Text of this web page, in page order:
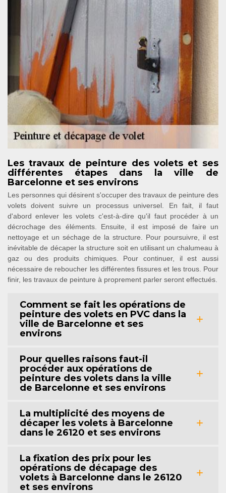
Les travaux de peinture des volets et ses
différentes étapes dans la ville de
Barcelonne et ses environs
Les personnes qui désirent s'occuper des travaux de peinture des
volets doivent suivre un processus universel. En fait, il faut
d'abord enlever les volets c'est-à-dire qu'il faut procéder à un
décrochage des éléments. Ensuite, il est imposé de faire un
nettoyage et un séchage de la structure. Pour poursuivre, il est
inévitable de décaper la structure soit en utilisant un chalumeau à
gaz ou des produits chimiques. Pour continuer, il est aussi
nécessaire de reboucher les différentes fissures et les trous. Pour
finir, les travaux de peinture à proprement parler seront effectués.
Comment se fait les opérations de
peinture des volets en PVC dans la
ville de Barcelonne et ses
environs
Pour quelles raisons faut-il
procéder aux opérations de
peinture des volets dans la ville
de Barcelonne et ses environs
La multiplicité des moyens de
décaper les volets à Barcelonne
dans le 26120 et ses environs
La fixation des prix pour les
opérations de décapage des
volets à Barcelonne dans le 26120
et ses environs